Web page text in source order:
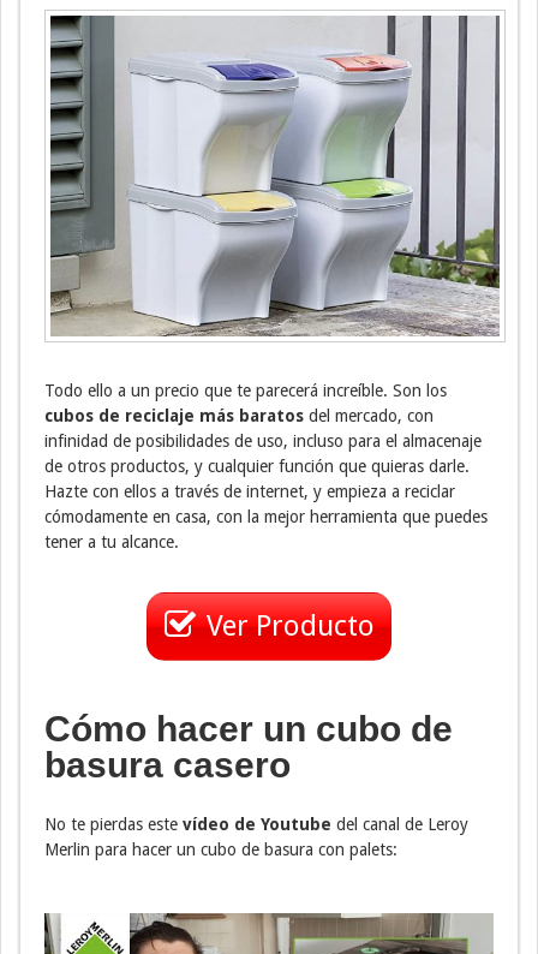
Todo ello a un precio que te parecerá increíble. Son los
cubos de reciclaje más baratos del mercado, con
infinidad de posibilidades de uso, incluso para el almacenaje
de otros productos, y cualquier función que quieras darle.
Hazte con ellos a través de internet, y empieza a reciclar
cómodamente en casa, con la mejor herramienta que puedes
tener a tu alcance.
Ver Producto
Cómo hacer un cubo de
basura casero
No te pierdas este vídeo de Youtube del canal de Leroy
Merlin para hacer un cubo de basura con palets: